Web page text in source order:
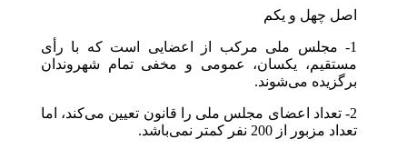
اصل چهل و یکم
1- مجلس ملی مرکب از اعضایی است که با رأی
مستقیم، یکسان، عمومی و مخفی تمام شهروندان
برگزیده می‌شوند.
2- تعداد اعضای مجلس ملی را قانون تعیین می‌کند، اما
تعداد مزبور از 200 نفر کمتر نمی‌باشد.